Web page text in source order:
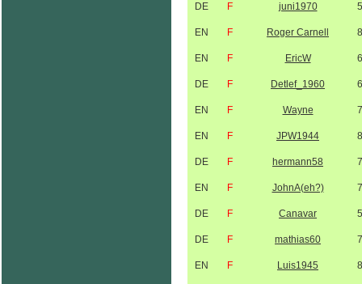
DE F juni1970
EN F Roger Carnell
EN F EricW
DE F Detlef_1960
EN F Wayne
EN F JPW1944
DE F hermann58
EN F JohnA(eh?)
DE F Canavar
DE F mathias60
EN F Luis1945